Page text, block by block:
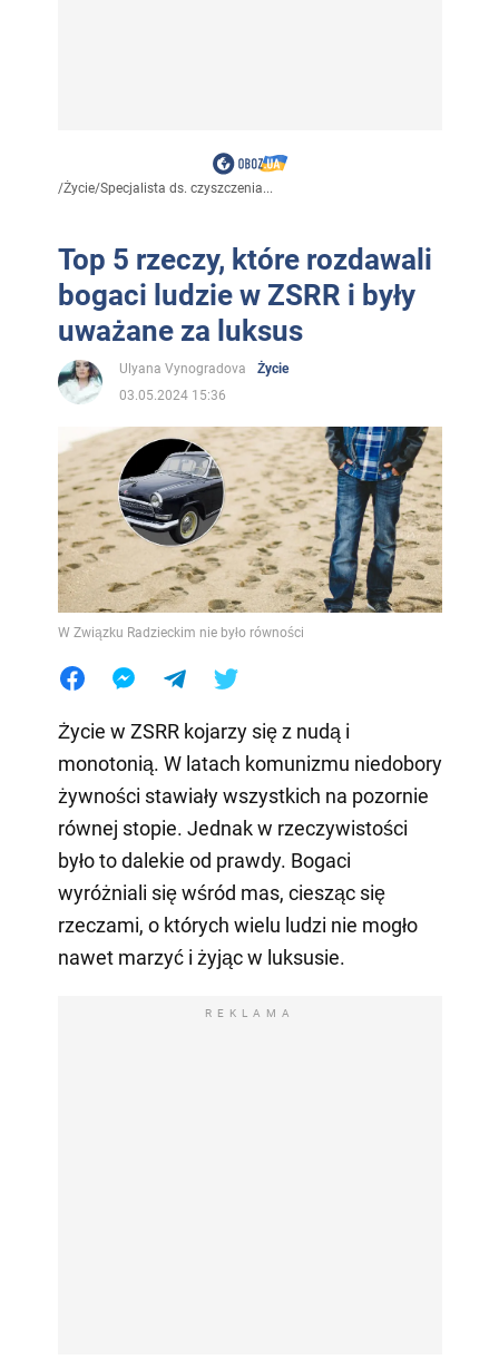
/Życie/Specjalista ds. czyszczenia...
Top 5 rzeczy, które rozdawali
bogaci ludzie w ZSRR i były
uważane za luksus
Ulyana Vynogradova
Życie
03.05.2024 15:36
W Związku Radzieckim nie było równości
Życie w ZSRR kojarzy się z nudą i
monotonią. W latach komunizmu niedobory
żywności stawiały wszystkich na pozornie
równej stopie. Jednak w rzeczywistości
było to dalekie od prawdy. Bogaci
wyróżniali się wśród mas, ciesząc się
rzeczami, o których wielu ludzi nie mogło
nawet marzyć i żyjąc w luksusie.
REKLAMA